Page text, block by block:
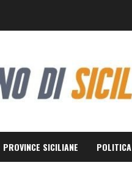
PROVINCE SICILIANE POLITICA